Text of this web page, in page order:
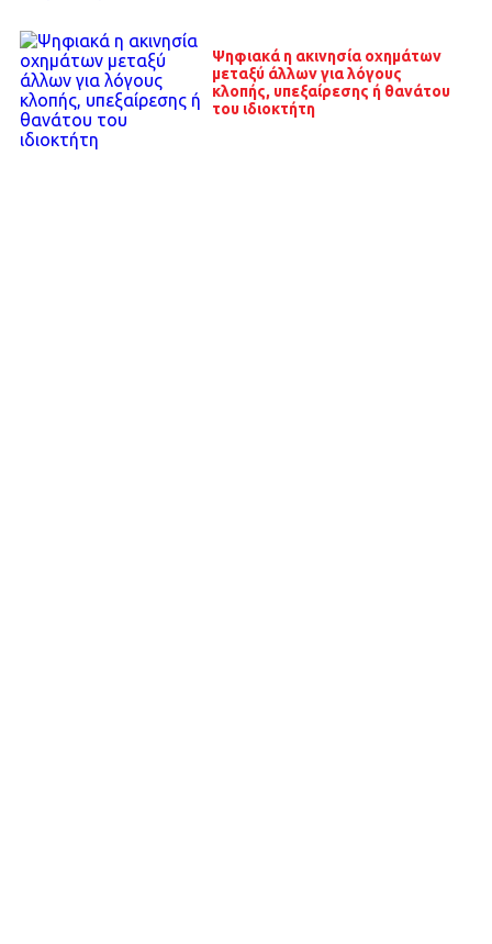
Ψηφιακά η ακινησία οχημάτων
μεταξύ άλλων για λόγους
κλοπής, υπεξαίρεσης ή θανάτου
του ιδιοκτήτη